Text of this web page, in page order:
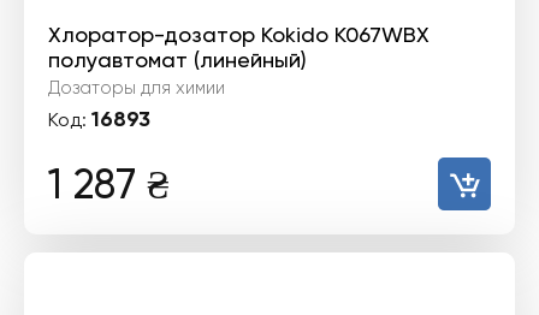
Хлоратор-дозатор Kokido K067WBX
полуавтомат (линейный)
Дозаторы для химии
Код: 16893
1 287 ₴